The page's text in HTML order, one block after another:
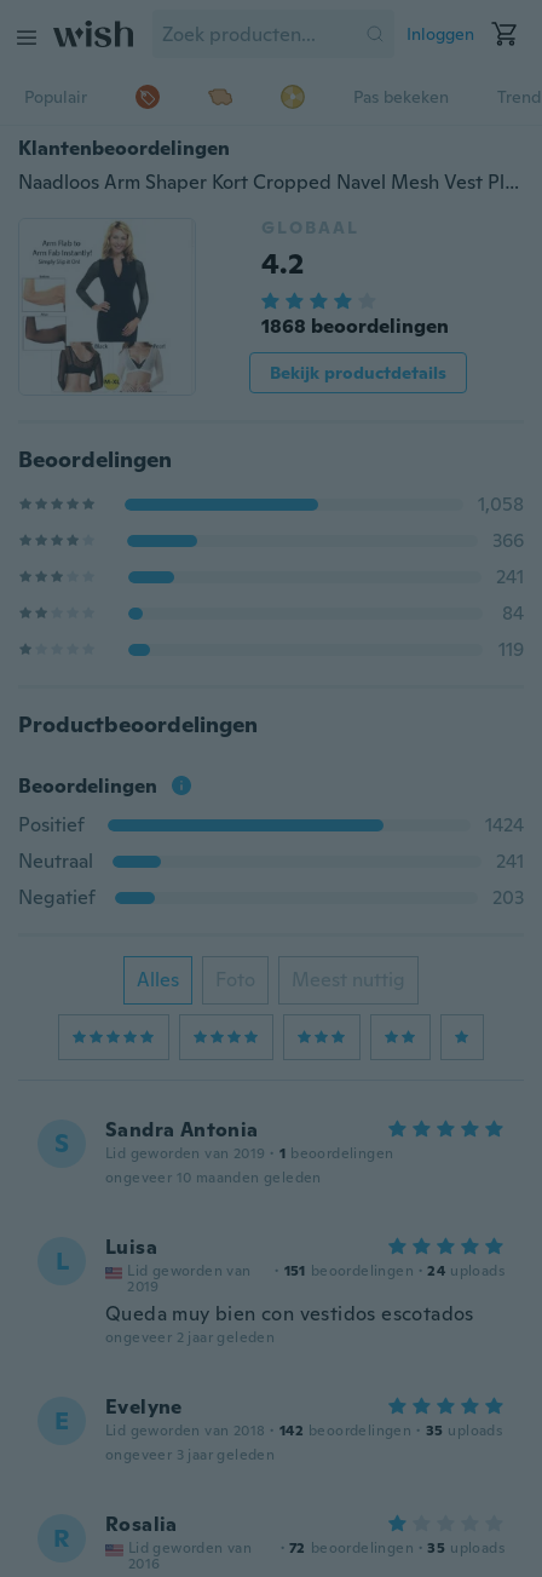
Inloggen
Populair Pas bekeken
Klantenbeoordelingen
Naadloos Arm Shaper Kort Cropped Navel Mesh Vest Plus Maat Arm Shaper (M-XL)
GLOBAAL
4.2
1868 beoordelingen
Bekijk productdetails
Beoordelingen
1,058
366
241
84
119
Productbeoordelingen
Beoordelingen
Positief
1424
Neutraal
241
Negatief
203
Alles Foto Meest nuttig
S Sandra Antonia
Lid geworden van 2019 · 1 beoordelingen
ongeveer 10 maanden geleden
L Luisa
Lid geworden van
2019
· 151 beoordelingen · 24 uploads
Queda muy bien con vestidos escotados
ongeveer 2 jaar geleden
E Evelyne
Lid geworden van 2018 · 142 beoordelingen · 35 uploads
ongeveer 3 jaar geleden
R Rosalia
Lid geworden van
2016
· 72 beoordelingen · 35 uploads